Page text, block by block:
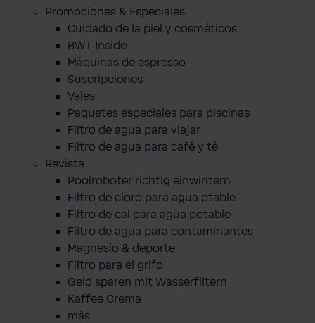
Promociones & Especiales
Cuidado de la piel y cosméticos
BWT Inside
Máquinas de espresso
Suscripciones
Vales
Paquetes especiales para piscinas
Filtro de agua para viajar
Filtro de agua para café y té
Revista
Poolroboter richtig einwintern
Filtro de cloro para agua ptable
Filtro de cal para agua potable
Filtro de agua para contaminantes
Magnesio & deporte
Filtro para el grifo
Geld sparen mit Wasserfiltern
Kaffee Crema
más